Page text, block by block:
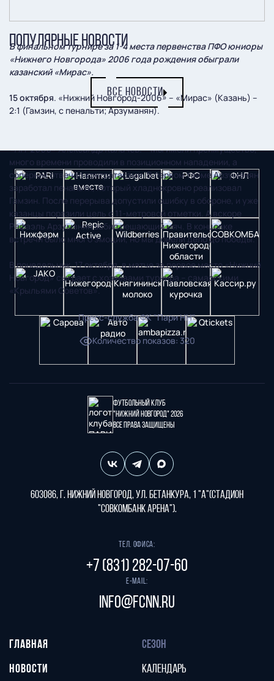
В финальном турнире за 1-4 места первенства ПФО юниоры
«Нижнего Новгорода» 2006 года рождения обыграли
казанский «Мирас».
15 октября. «Нижний Новгород-2006» – «Мирас» (Казань) –
2:1 (Гамзин, с пенальти; Арзуманян).
«НН-2006» Александр Калачев.– Мы имели преимущество,
много времени проводили в позиционном нападении, а
соперник отвечал контратаками. В первом тайме Арзуманян
заработал пенальти, который хладнокровно реализовал
Гамзин. После перерыва допустили ошибку в обороне, и уже
казанцы поразили цель с 11-метровой отметки. А вскоре
Рафаэль Арзуманян забил решающий мяч. В концовке
встречи было много эмоций, но мы довели дело до победы.
В понедельник, 17 октября, в матче за первое место «Нижний
Новгород» сыграет с хозяевами турнира – самарскими
«Крыльями Советов».
Пресс-служба ФК "Пари НН"
Количество показов: 320
ПОПУЛЯРНЫЕ НОВОСТИ
ВСЕ НОВОСТИ
Футбольный клуб
"Нижний Новгород" 2026
Все права защищены
603086, г. Нижний Новгород, ул. Бетанкура, 1 "А"(стадион
"СОВКОМБАНК АРЕНА").
Тел. офиса:
+7 (831) 282-07-60
E-mail:
info@fcnn.ru
ГЛАВНАЯ
НОВОСТИ
СЕЗОН
КАЛЕНДАРЬ